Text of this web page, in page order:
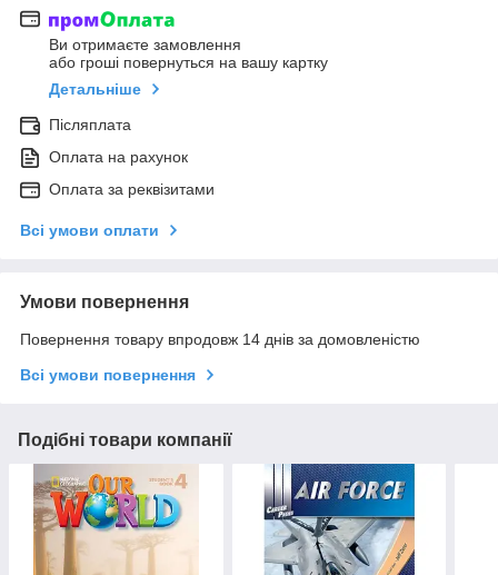
Ви отримаєте замовлення
або гроші повернуться на вашу картку
Детальніше
Післяплата
Оплата на рахунок
Оплата за реквізитами
Всі умови оплати
Умови повернення
Повернення товару впродовж 14 днів за домовленістю
Всі умови повернення
Подібні товари компанії